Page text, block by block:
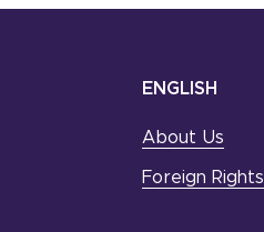
ENGLISH
About Us
Foreign Rights